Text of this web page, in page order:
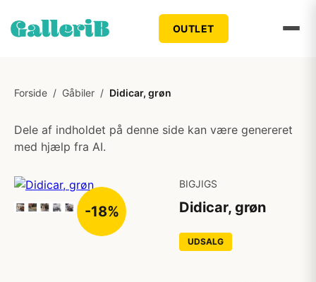
OUTLET
Forside / Gåbiler / Didicar, grøn
Dele af indholdet på denne side kan være genereret
med hjælp fra AI.
-18%
BIGJIGS
Didicar, grøn
UDSALG